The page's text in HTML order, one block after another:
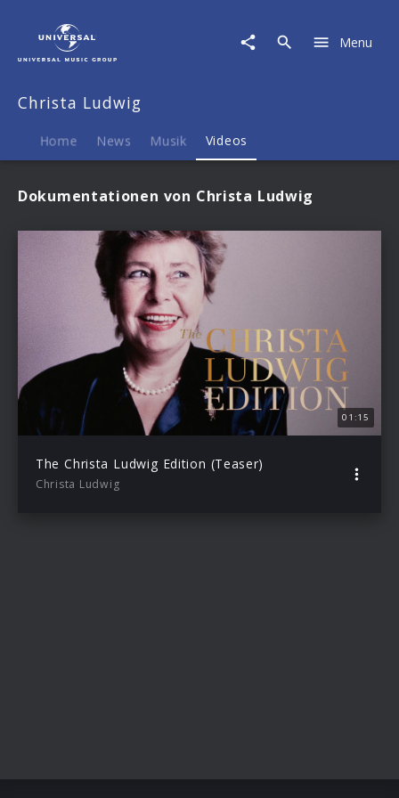
Videos
Menu
Christa Ludwig
Home News Musik Videos
Dokumentationen von Christa Ludwig
01:15
The Christa Ludwig Edition (Teaser)
Christa Ludwig